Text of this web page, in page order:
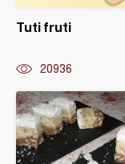
Tuti fruti
20936